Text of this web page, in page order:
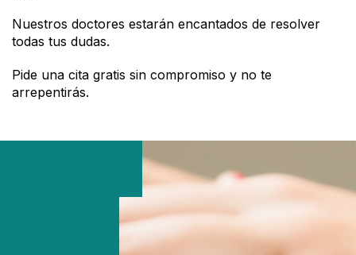
Nuestros doctores estarán encantados de resolver
todas tus dudas.
Pide una cita gratis sin compromiso y no te
arrepentirás.